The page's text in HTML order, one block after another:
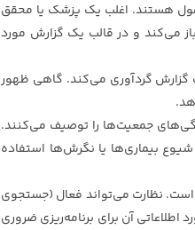
هستند. اغلب یک پزشک یا محقق
می‌کند و در قالب یک گزارش مورد
گزارش گردآوری می‌کند. گاهی ظهور
جمعیت‌ها را توصیف می‌کنند.
بیماری‌ها یا نگرش‌ها استفاده
است. نظارت می‌تواند فعال (جستجوی
آن برای برنامه‌ریزی ضروری